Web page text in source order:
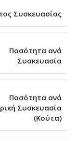
Συσκευασίας
Ποσότητα ανά
Συσκευασία
Ποσότητα ανά
Συσκευασία
(Κούτα)